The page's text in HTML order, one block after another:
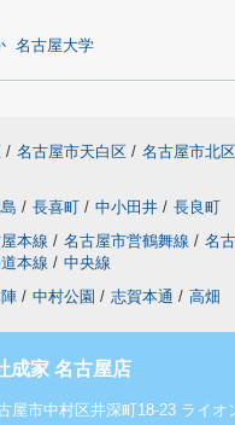
名古屋大学
/ 名古屋市天白区 / 名古屋市北区
/ 長喜町 / 中小田井 / 長良町
本線 / 名古屋市営鶴舞線 / 名
本線 / 中央線
/ 中村公園 / 志賀本通 / 高畑
成家 名古屋店
屋市中村区井深町18-23 ライオ